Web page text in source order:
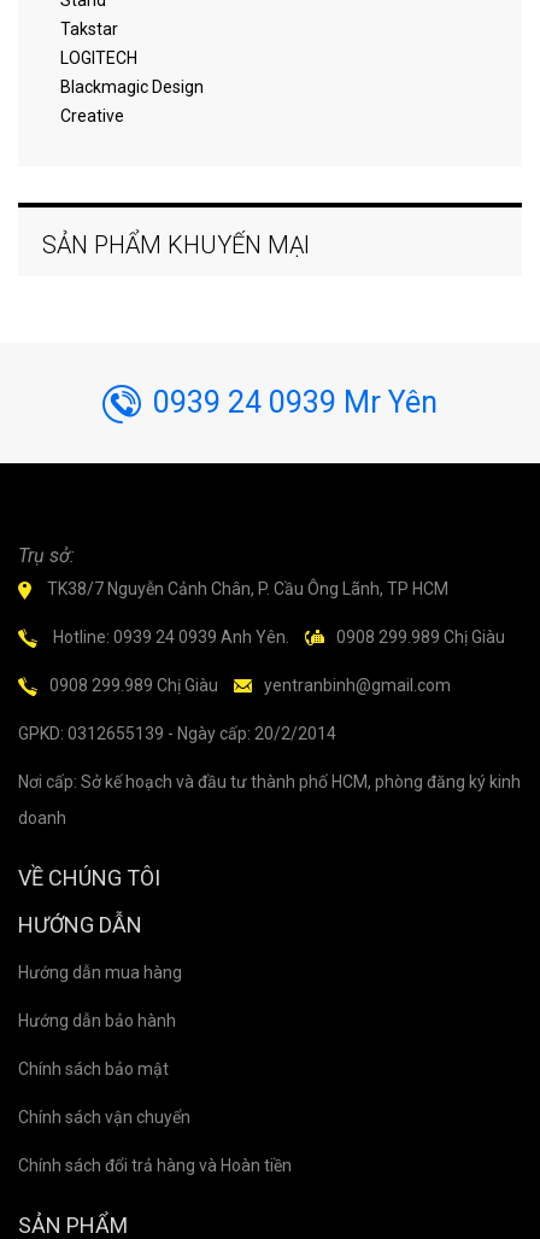
Takstar
LOGITECH
Blackmagic Design
Creative
SẢN PHẨM KHUYẾN MẠI
0939 24 0939 Mr Yên
Trụ sở:
TK38/7 Nguyễn Cảnh Chân, P. Cầu Ông Lãnh, TP HCM
Hotline: 0939 24 0939 Anh Yên. 0908 299.989 Chị Giàu
0908 299.989 Chị Giàu yentranbinh@gmail.com
GPKD: 0312655139 - Ngày cấp: 20/2/2014
Nơi cấp: Sở kế hoạch và đầu tư thành phố HCM, phòng đăng ký kinh
doanh
VỀ CHÚNG TÔI
HƯỚNG DẪN
Hướng dẫn mua hàng
Hướng dẫn bảo hành
Chính sách bảo mật
Chính sách vận chuyển
Chính sách đổi trả hàng và Hoàn tiền
SẢN PHẨM